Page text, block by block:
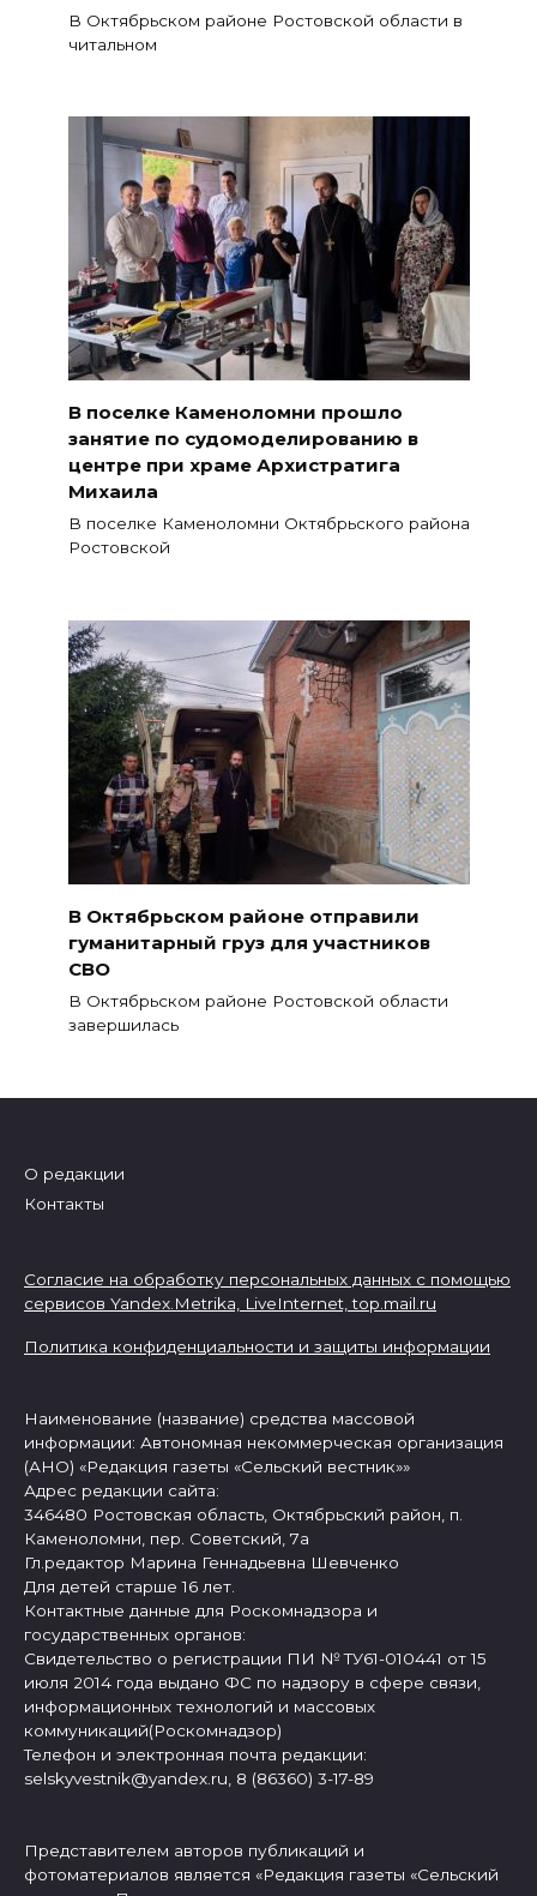
В Октябрьском районе Ростовской области в
читальном
В поселке Каменоломни прошло
занятие по судомоделированию в
центре при храме Архистратига
Михаила
В поселке Каменоломни Октябрьского района
Ростовской
В Октябрьском районе отправили
гуманитарный груз для участников
СВО
В Октябрьском районе Ростовской области
завершилась
О редакции
Контакты
Согласие на обработку персональных данных с помощью
сервисов Yandex.Metrika, LiveInternet,top.mail.ru
Политика конфиденциальности и защиты информации
Наименование (название) средства массовой
информации: Автономная некоммерческая организация
(АНО) «Редакция газеты «Сельский вестник»»
Адрес редакции сайта:
346480 Ростовская область, Октябрьский район, п.
Каменоломни, пер. Советский, 7а
Гл.редактор Марина Геннадьевна Шевченко
Для детей старше 16 лет.
Контактные данные для Роскомнадзора и
государственных органов:
Свидетельство о регистрации ПИ № ТУ61-010441 от 15
июля 2014 года выдано ФС по надзору в сфере связи,
информационных технологий и массовых
коммуникаций(Роскомнадзор)
Телефон и электронная почта редакции:
selskyvestnik@yandex.ru, 8 (86360) 3-17-89
Представителем авторов публикаций и
фотоматериалов является «Редакция газеты «Сельский